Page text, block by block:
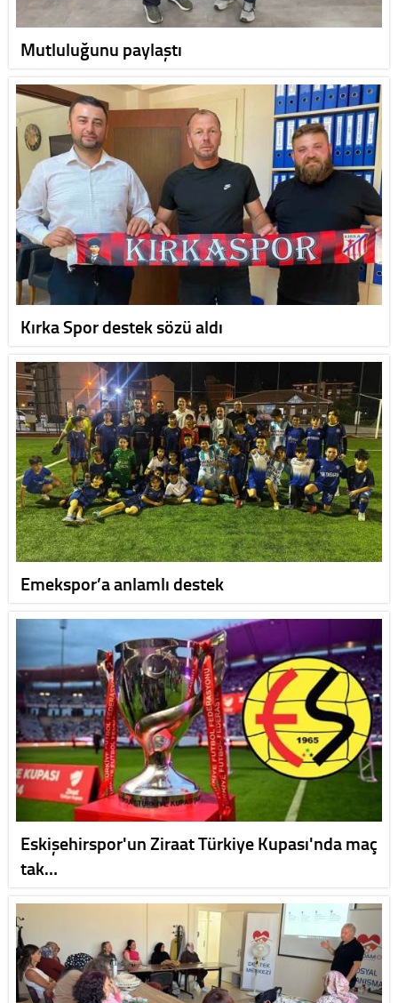
Mutluluğunu paylaştı
Kırka Spor destek sözü aldı
Emekspor’a anlamlı destek
Eskişehirspor'un Ziraat Türkiye Kupası'nda maç
tak…